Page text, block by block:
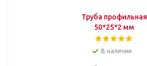
Труба профильная
50*25*2 мм
В наличии